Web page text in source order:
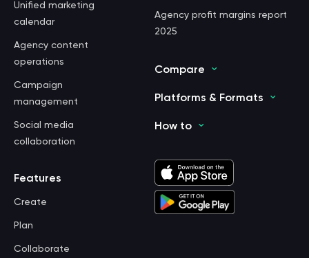
Unified marketing
calendar
Agency content
operations
Campaign
management
Social media
collaboration
Features
Create
Plan
Collaborate
Agency profit margins report
2025
Compare
Platforms & Formats
How to